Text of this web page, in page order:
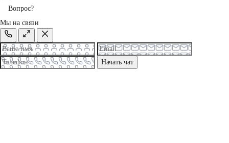
Вопрос?
Мы на связи
Начать чат